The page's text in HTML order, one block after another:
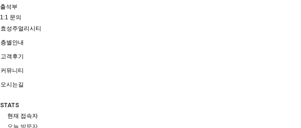
출석부
1:1 문의
효성주얼리시티
층별안내
고객후기
커뮤니티
오시는길
STATS
현재 접속자
오늘 방문자